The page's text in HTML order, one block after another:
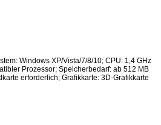
Windows XP/Vista/7/8/10; CPU: 1,4 GHz
Prozessor; Speicherbedarf: ab 512 MB
erforderlich; Grafikkarte: 3D-Grafikkarte